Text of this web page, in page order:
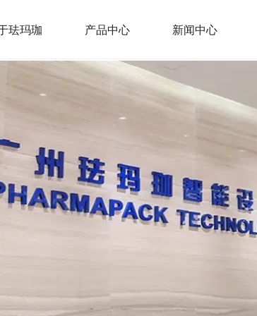
珐玛珈 产品中心 新闻中心